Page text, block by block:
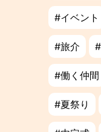
イベント
旅介
働く仲間
夏祭り